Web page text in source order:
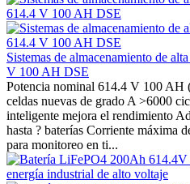
Sistemas de almacenamiento de
V 100 AH DSE
Potencia nominal 614.4 V 100 AH
celdas nuevas de grado A >6000
inteligente mejora el rendimiento
hasta ? baterías Corriente máxima
para monitoreo en ti...